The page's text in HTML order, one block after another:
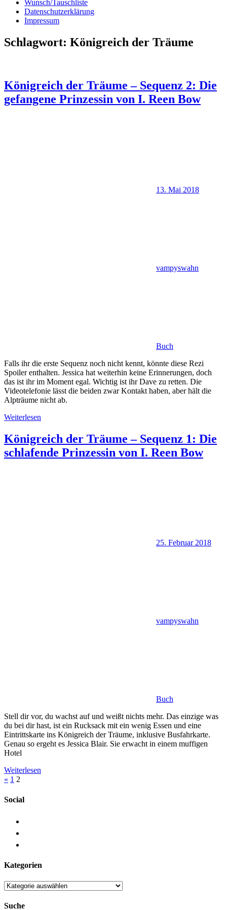
Wunsch/Tauschliste
Datenschutzerklärung
Impressum
Schlagwort: Königreich der Träume
Königreich der Träume – Sequenz 2: Die
gefangene Prinzessin von I. Reen Bow
13. Mai 2018
vampyswahn
Buch
Falls ihr die erste Sequenz noch nicht kennt, könnte diese Rezi
Spoiler enthalten. Jessica hat weiterhin keine Erinnerungen, doch
das ist ihr im Moment egal. Wichtig ist ihr Dave zu retten. Die
Videotelefonie lässt die beiden zwar Kontakt haben, aber hält die
Alpträume nicht ab.
Weiterlesen
Königreich der Träume – Sequenz 1: Die
schlafende Prinzessin von I. Reen Bow
25. Februar 2018
vampyswahn
Buch
Stell dir vor, du wachst auf und weißt nichts mehr. Das einzige was
du bei dir hast, ist ein Rucksack mit ein wenig Essen und eine
Eintrittskarte ins Königreich der Träume, inklusive Busfahrkarte.
Genau so ergeht es Jessica Blair. Sie erwacht in einem muffigen
Hotel
Weiterlesen
Beitragsnavigation
« Vorherige
1 2
Social
Kategorien
Kategorien
Suche